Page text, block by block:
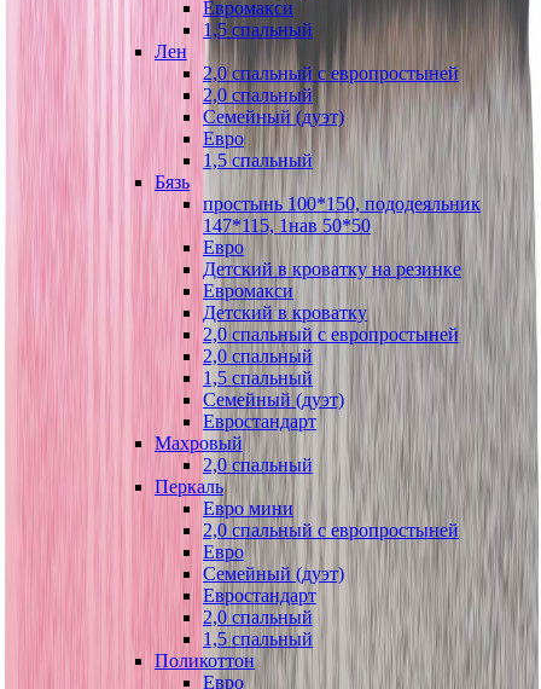
Евромакси
1,5 спальный
Лен
2,0 спальный с европростыней
2,0 спальный
Семейный (дуэт)
Евро
1,5 спальный
Бязь
простынь 100*150, пододеяльник
147*115, 1нав 50*50
Евро
Детский в кроватку на резинке
Евромакси
Детский в кроватку
2,0 спальный с европростыней
2,0 спальный
1,5 спальный
Семейный (дуэт)
Евростандарт
Махровый
2,0 спальный
Перкаль
Евро мини
2,0 спальный с европростыней
Евро
Семейный (дуэт)
Евростандарт
2,0 спальный
1,5 спальный
Поликоттон
Евро